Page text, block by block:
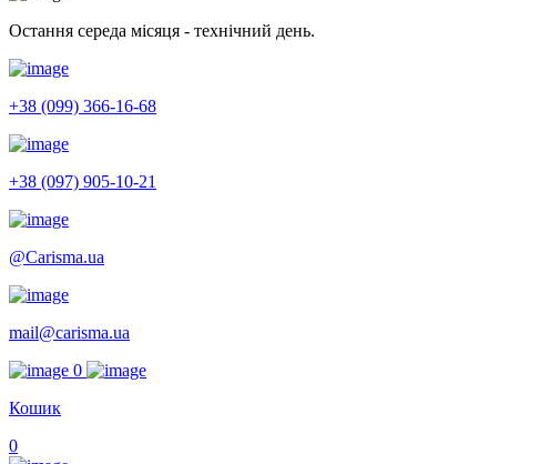
Остання середа місяця - технічний день.
+38 (099) 366-16-68
+38 (097) 905-10-21
@Carisma.ua
mail@carisma.ua
0
Кошик
0